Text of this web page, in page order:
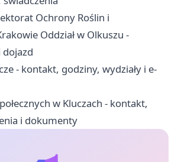
Ochrony Roślin i
Oddział w Olkuszu -
- kontakt, godziny, wydziały i e-
w Kluczach - kontakt,
i dokumenty